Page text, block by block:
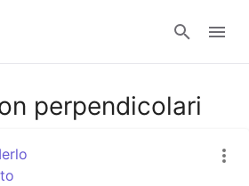
perpendicolari